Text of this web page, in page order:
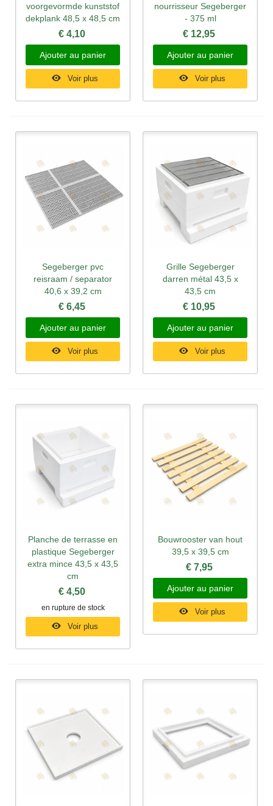
voorgevormde kunststof
dekplank 48,5 x 48,5 cm
€ 4,10
Ajouter au panier
Voir plus
nourrisseur Segeberger
- 375 ml
€ 12,95
Ajouter au panier
Voir plus
Segeberger pvc
reisraam / separator
40,6 x 39,2 cm
€ 6,45
Ajouter au panier
Voir plus
Grille Segeberger
darren métal 43,5 x
43,5 cm
€ 10,95
Ajouter au panier
Voir plus
Planche de terrasse en
plastique Segeberger
extra mince 43,5 x 43,5
cm
€ 4,50
en rupture de stock
Voir plus
Bouwrooster van hout
39,5 x 39,5 cm
€ 7,95
Ajouter au panier
Voir plus